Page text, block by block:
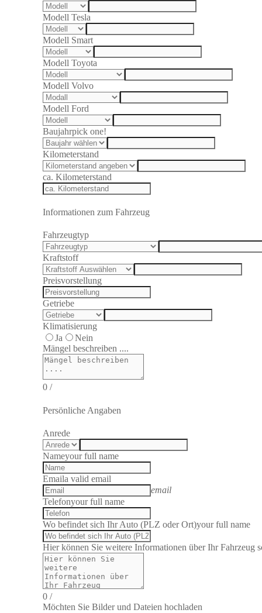
Modell Tesla
Modell Smart
Modell Toyota
Modell Volvo
Modell Ford
Baujahrpick one!
Kilometerstand
ca. Kilometerstand
Informationen zum Fahrzeug
Fahrzeugtyp
Kraftstoff
Preisvorstellung
Getriebe
Klimatisierung
Ja
Nein
Mängel beschreiben ....
0/
Persönliche Angaben
Anrede
Nameyour full name
Emaila valid email
email
Telefonyour full name
Wo befindet sich Ihr Auto (PLZ oder Ort)your full name
Hier können Sie weitere Informationen über Ihr Fahrzeug
0/
Möchten Sie Bilder und Dateien hochladen